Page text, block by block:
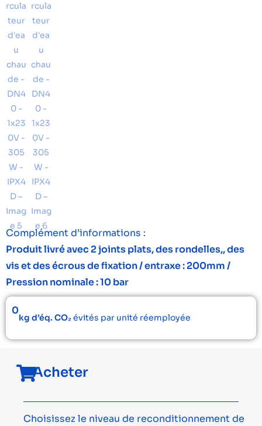
Complément d’informations :
Produit livré avec 2 joints plats, des rondelles,, des
vis et des écrous de fixation / entraxe : 200mm /
Pression nominale : 10 bar
0
kg d’éq. CO₂évités par unité réemployée
Acheter
Choisissez le niveau de reconditionnement de